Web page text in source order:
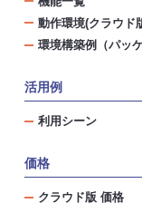
動作環境(クラウド
環境構築例（パッケ
活用例
利用シーン
価格
クラウド版 価格